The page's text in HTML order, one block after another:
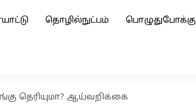
தொழில்நுட்பம் பொழுதுபோக்கு
தெரியுமா? ஆய்வறிக்கை